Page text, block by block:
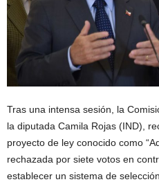
Tras una intensa sesión, la
la diputada Camila Rojas (IND),
proyecto de ley conocido como
rechazada por siete votos en
establecer un sistema de